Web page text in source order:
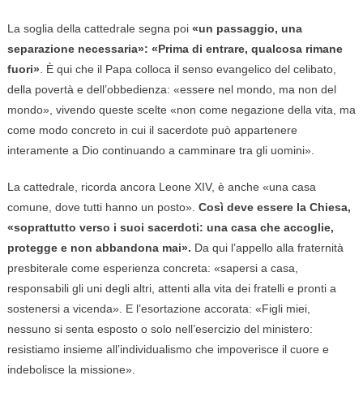
La soglia della cattedrale segna poi «un passaggio, una
separazione necessaria»: «Prima di entrare, qualcosa rimane
fuori». È qui che il Papa colloca il senso evangelico del celibato,
della povertà e dell’obbedienza: «essere nel mondo, ma non del
mondo», vivendo queste scelte «non come negazione della vita, ma
come modo concreto in cui il sacerdote può appartenere
interamente a Dio continuando a camminare tra gli uomini».
La cattedrale, ricorda ancora Leone XIV, è anche «una casa
comune, dove tutti hanno un posto». Così deve essere la Chiesa,
«soprattutto verso i suoi sacerdoti: una casa che accoglie,
protegge e non abbandona mai». Da qui l’appello alla fraternità
presbiterale come esperienza concreta: «sapersi a casa,
responsabili gli uni degli altri, attenti alla vita dei fratelli e pronti a
sostenersi a vicenda». E l’esortazione accorata: «Figli miei,
nessuno si senta esposto o solo nell’esercizio del ministero:
resistiamo insieme all’individualismo che impoverisce il cuore e
indebolisce la missione».